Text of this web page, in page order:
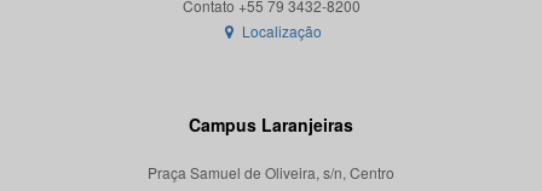
Localização
Campus Laranjeiras
Praça Samuel de Oliveira, s/n, Centro